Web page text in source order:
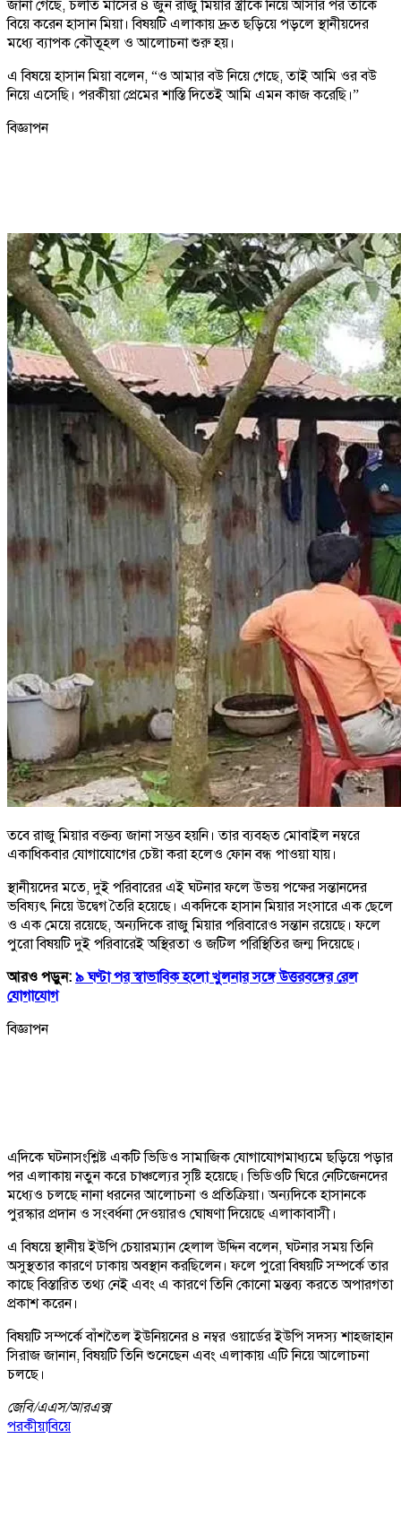
জানা গেছে, চলতি মাসের ৪ জুন রাজু মিয়ার স্ত্রীকে নিয়ে আসার পর তাকে
বিয়ে করেন হাসান মিয়া। বিষয়টি এলাকায় দ্রুত ছড়িয়ে পড়লে স্থানীয়দের
মধ্যে ব্যাপক কৌতূহল ও আলোচনা শুরু হয়।
এ বিষয়ে হাসান মিয়া বলেন, “ও আমার বউ নিয়ে গেছে, তাই আমি ওর বউ
নিয়ে এসেছি। পরকীয়া প্রেমের শাস্তি দিতেই আমি এমন কাজ করেছি।”
বিজ্ঞাপন
তবে রাজু মিয়ার বক্তব্য জানা সম্ভব হয়নি। তার ব্যবহৃত মোবাইল নম্বরে
একাধিকবার যোগাযোগের চেষ্টা করা হলেও ফোন বন্ধ পাওয়া যায়।
স্থানীয়দের মতে, দুই পরিবারের এই ঘটনার ফলে উভয় পক্ষের সন্তানদের
ভবিষ্যৎ নিয়ে উদ্বেগ তৈরি হয়েছে। একদিকে হাসান মিয়ার সংসারে এক ছেলে
ও এক মেয়ে রয়েছে, অন্যদিকে রাজু মিয়ার পরিবারেও সন্তান রয়েছে। ফলে
পুরো বিষয়টি দুই পরিবারেই অস্থিরতা ও জটিল পরিস্থিতির জন্ম দিয়েছে।
আরও পড়ুন: ৯ ঘণ্টা পর স্বাভাবিক হলো খুলনার সঙ্গে উত্তরবঙ্গের রেল
যোগাযোগ
বিজ্ঞাপন
এদিকে ঘটনাসংশ্লিষ্ট একটি ভিডিও সামাজিক যোগাযোগমাধ্যমে ছড়িয়ে পড়ার
পর এলাকায় নতুন করে চাঞ্চল্যের সৃষ্টি হয়েছে। ভিডিওটি ঘিরে নেটিজেনদের
মধ্যেও চলছে নানা ধরনের আলোচনা ও প্রতিক্রিয়া। অন্যদিকে হাসানকে
পুরস্কার প্রদান ও সংবর্ধনা দেওয়ারও ঘোষণা দিয়েছে এলাকাবাসী।
এ বিষয়ে স্থানীয় ইউপি চেয়ারম্যান হেলাল উদ্দিন বলেন, ঘটনার সময় তিনি
অসুস্থতার কারণে ঢাকায় অবস্থান করছিলেন। ফলে পুরো বিষয়টি সম্পর্কে তার
কাছে বিস্তারিত তথ্য নেই এবং এ কারণে তিনি কোনো মন্তব্য করতে অপারগতা
প্রকাশ করেন।
বিষয়টি সম্পর্কে বাঁশতৈল ইউনিয়নের ৪ নম্বর ওয়ার্ডের ইউপি সদস্য শাহজাহান
সিরাজ জানান, বিষয়টি তিনি শুনেছেন এবং এলাকায় এটি নিয়ে আলোচনা
চলছে।
জেবি/এএস/আরএক্স
পরকীয়াবিয়ে